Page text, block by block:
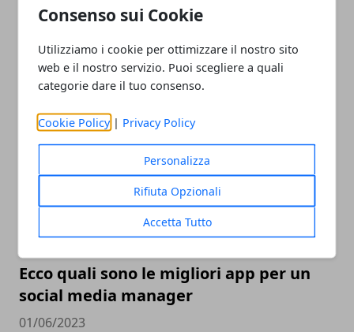
Consenso sui Cookie
Utilizziamo i cookie per ottimizzare il nostro sito
web e il nostro servizio. Puoi scegliere a quali
categorie dare il tuo consenso.
Cookie Policy | Privacy Policy
Personalizza
Rifiuta Opzionali
Accetta Tutto
Sbocchi professionali nel digitale: le
migliori opportunità per i giovani
Ecco quali sono le migliori app per un
social media manager
01/06/2023